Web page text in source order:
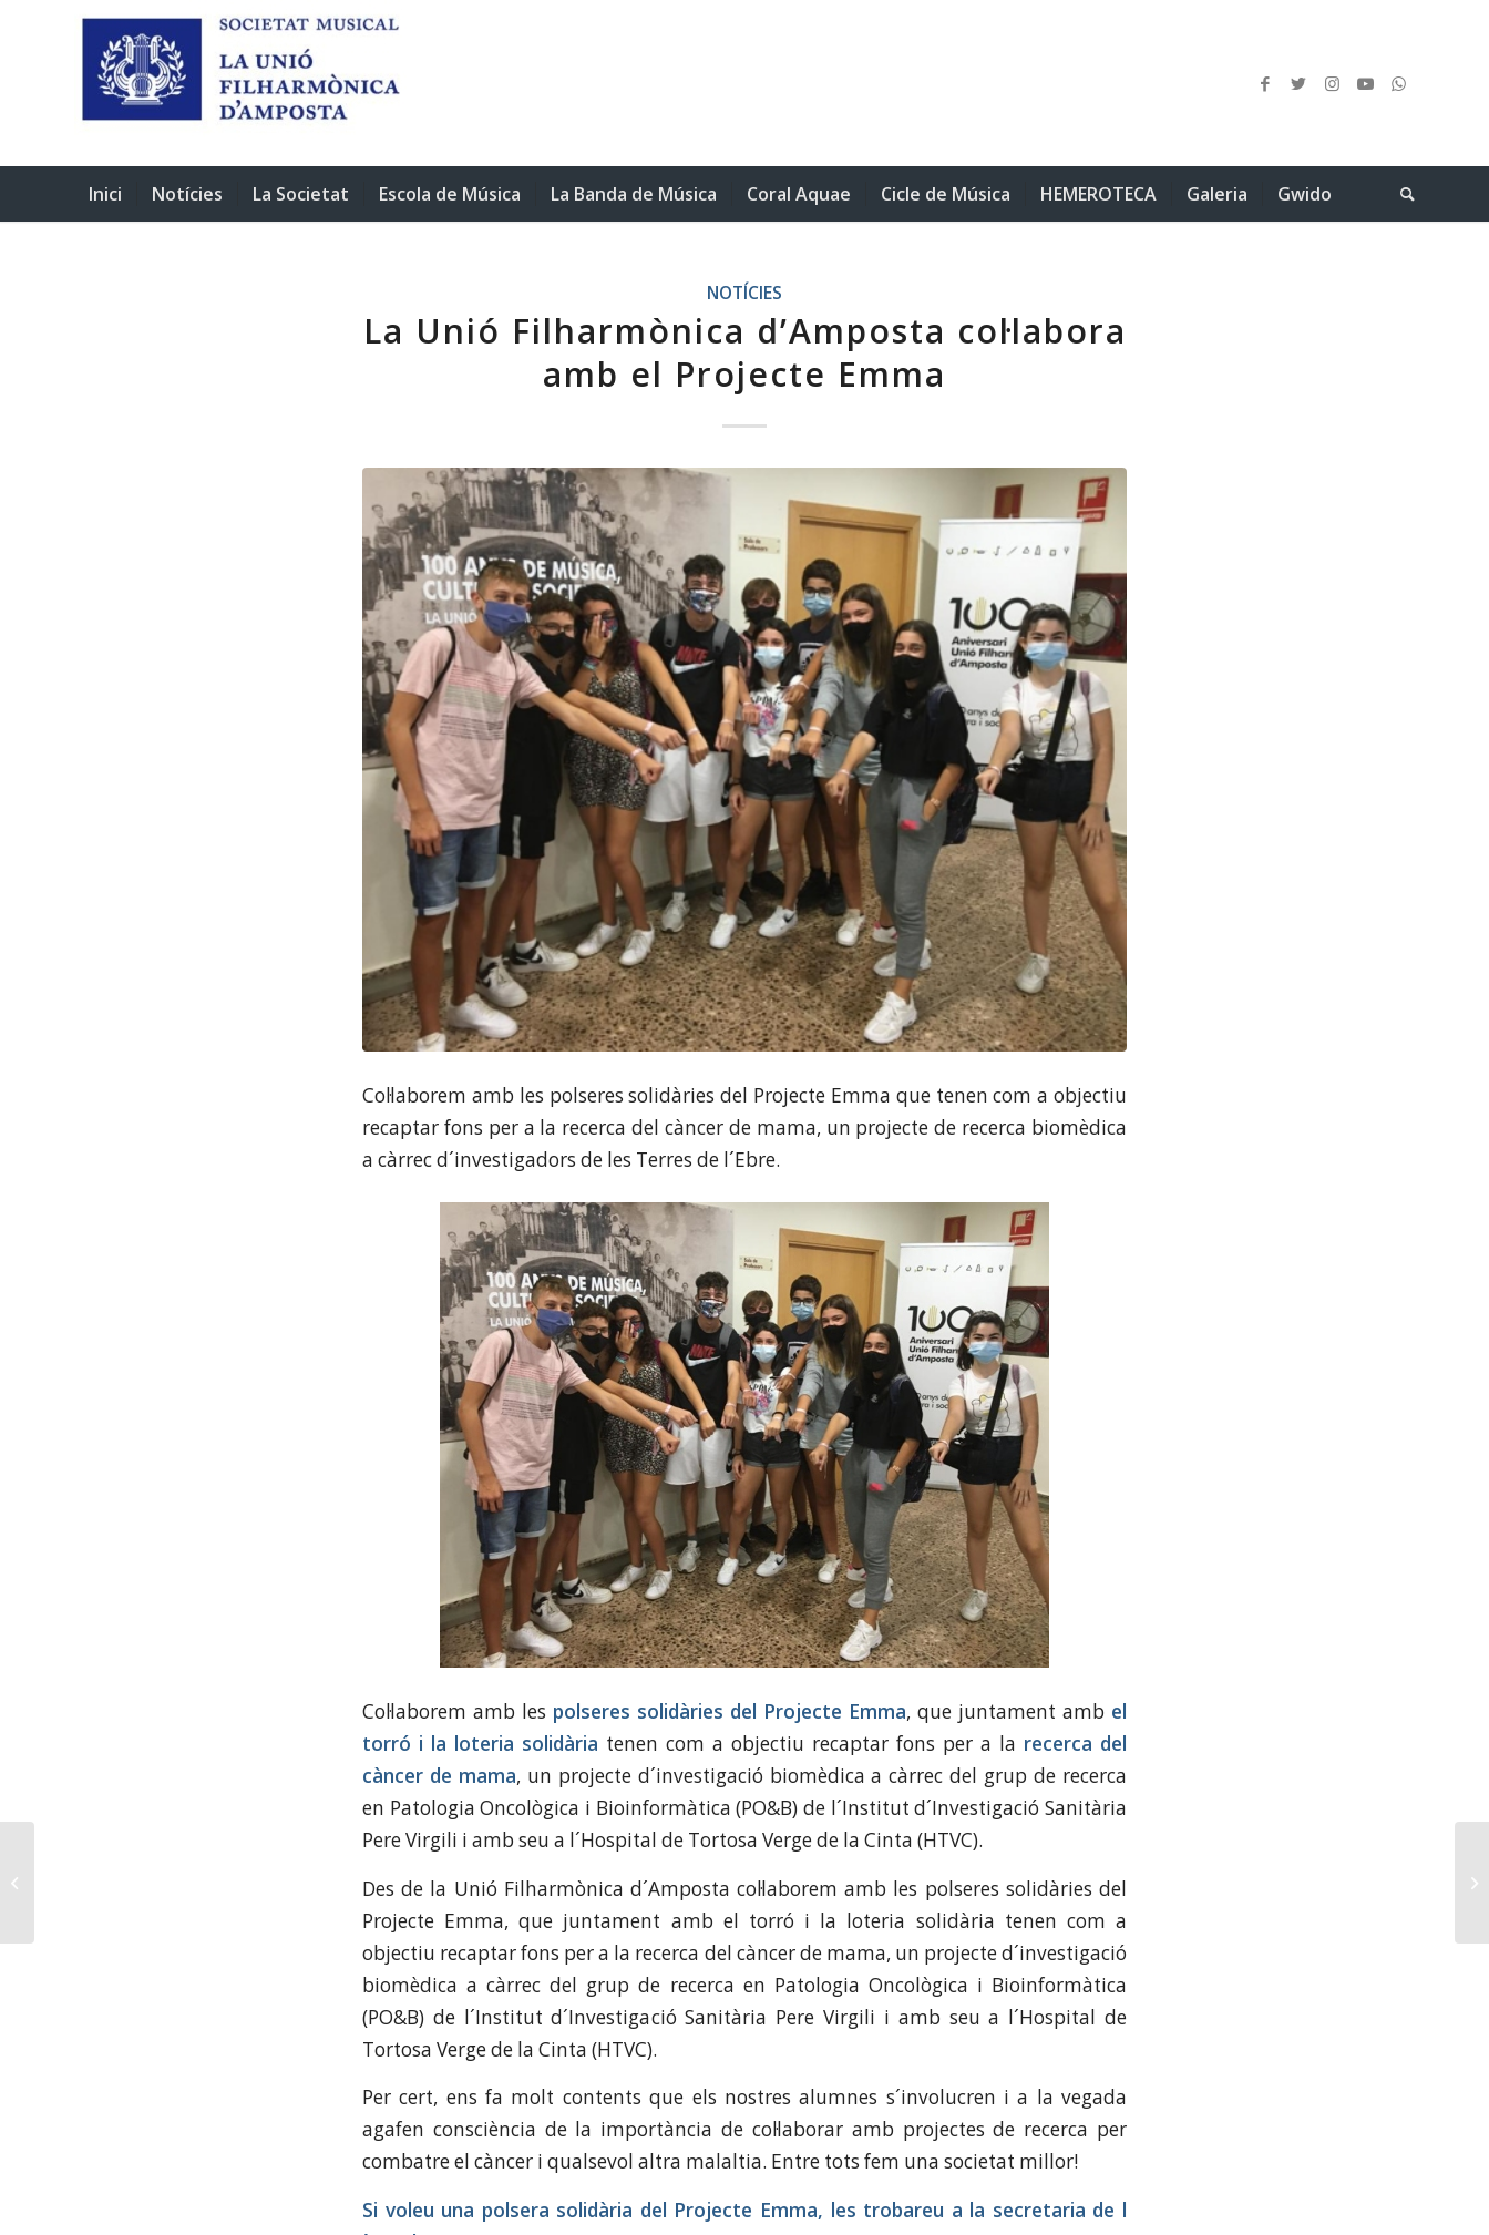
Inici Notícies La Societat Escola de Música La Banda de Música Coral Aquae Cicle de Música HEMEROTECA Galeria Gwido
NOTÍCIES
La Unió Filharmònica d’Amposta col·labora
amb el Projecte Emma
Col·laborem amb les polseres solidàries del Projecte Emma que tenen com a objectiu
recaptar fons per a la recerca del càncer de mama, un projecte de recerca biomèdica
a càrrec d´investigadors de les Terres de l´Ebre.
Col·laborem amb les polseres solidàries del Projecte Emma, que juntament amb el
torró i la loteria solidària tenen com a objectiu recaptar fons per a la recerca del
càncer de mama, un projecte d´investigació biomèdica a càrrec del grup de recerca
en Patologia Oncològica i Bioinformàtica (PO&B) de l´Institut d´Investigació Sanitària
Pere Virgili i amb seu a l´Hospital de Tortosa Verge de la Cinta (HTVC).
Des de la Unió Filharmònica d´Amposta col·laborem amb les polseres solidàries del
Projecte Emma, que juntament amb el torró i la loteria solidària tenen com a
objectiu recaptar fons per a la recerca del càncer de mama, un projecte d´investigació
biomèdica a càrrec del grup de recerca en Patologia Oncològica i Bioinformàtica
(PO&B) de l´Institut d´Investigació Sanitària Pere Virgili i amb seu a l´Hospital de
Tortosa Verge de la Cinta (HTVC).
Per cert, ens fa molt contents que els nostres alumnes s´involucren i a la vegada
agafen consciència de la importància de col·laborar amb projectes de recerca per
combatre el càncer i qualsevol altra malaltia. Entre tots fem una societat millor!
Si voleu una polsera solidària del Projecte Emma, les trobareu a la secretaria de l